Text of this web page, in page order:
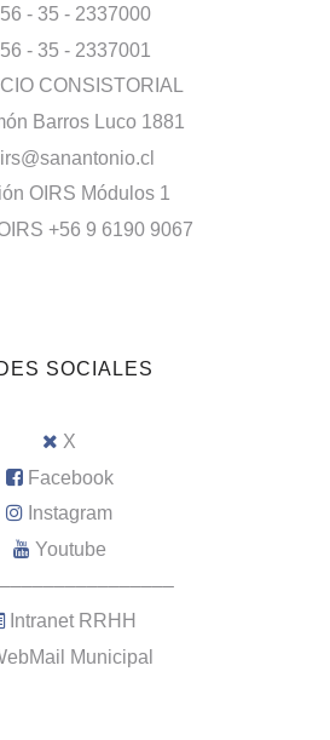
- 35 - 2337000
- 35 - 2337001
CONSISTORIAL
Barros Luco 1881
OIRS Módulos 1
+56 9 6190 9067
SOCIALES
X
Facebook
Instagram
Youtube
Intranet RRHH
Municipal